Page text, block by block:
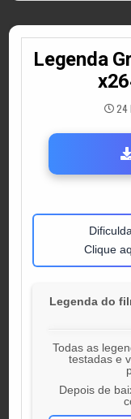
Legenda
24
Clique
Legenda do
Todas as
testadas e
Depois de